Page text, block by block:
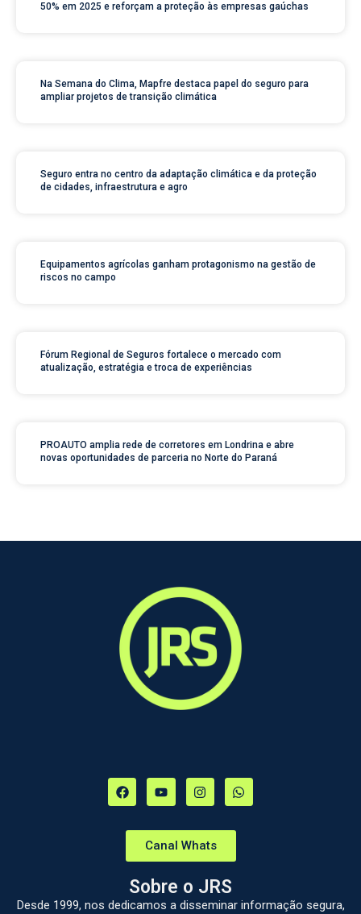
50% em 2025 e reforçam a proteção às empresas gaúchas
Na Semana do Clima, Mapfre destaca papel do seguro para
ampliar projetos de transição climática
Seguro entra no centro da adaptação climática e da proteção
de cidades, infraestrutura e agro
Equipamentos agrícolas ganham protagonismo na gestão de
riscos no campo
Fórum Regional de Seguros fortalece o mercado com
atualização, estratégia e troca de experiências
PROAUTO amplia rede de corretores em Londrina e abre
novas oportunidades de parceria no Norte do Paraná
Canal Whats
Sobre o JRS
Desde 1999, nos dedicamos a disseminar informação segura,